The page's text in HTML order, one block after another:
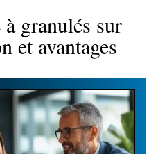
granulés sur
et avantages